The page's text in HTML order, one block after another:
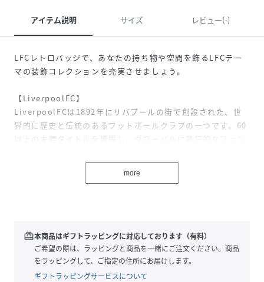
アイテム説明 サイズ レビュー(-)
LFCレトロバッジで、あなたの持ち物や空間を飾るLFCテー
マの装飾コレクションを充実させましょう。
【LiverpoolFC】
LiverpoolFCは1892年にリバプールの街で創設された、世
界的に歴史と伝統のあるフットボールクラブの一つです。60
以上の主要タイトルを獲得し、グローバルに熱狂的なファン
国・アジアを中心にファッションの分野でも存在感を高めて
原産国 中国
サイズ フリー
more
redeem本商品はギフトラッピングに対応しております（有料）
ご希望の際は、ラッピングと商品を一緒にご注文ください。商品
をラッピングして、ご指定の住所にお届けします。
ギフトラッピングサービスについて